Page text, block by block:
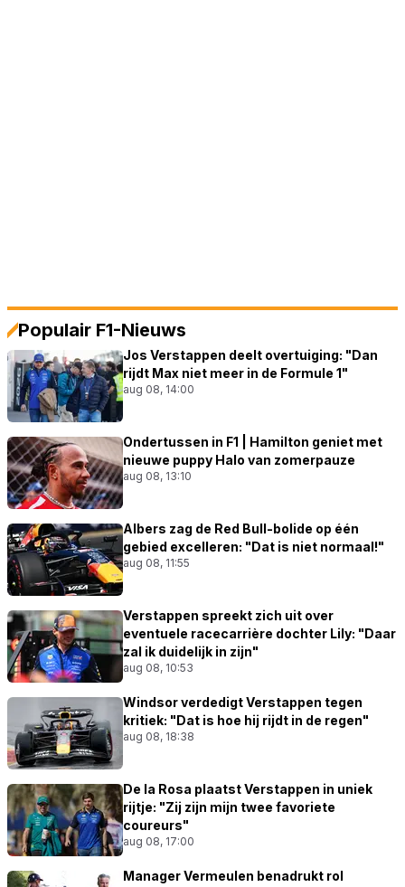
Populair F1-Nieuws
Jos Verstappen deelt overtuiging: "Dan
rijdt Max niet meer in de Formule 1"
aug 08, 14:00
Ondertussen in F1 | Hamilton geniet met
nieuwe puppy Halo van zomerpauze
aug 08, 13:10
Albers zag de Red Bull-bolide op één
gebied excelleren: "Dat is niet normaal!"
aug 08, 11:55
Verstappen spreekt zich uit over
eventuele racecarrière dochter Lily: "Daar
zal ik duidelijk in zijn"
aug 08, 10:53
Windsor verdedigt Verstappen tegen
kritiek: "Dat is hoe hij rijdt in de regen"
aug 08, 18:38
De la Rosa plaatst Verstappen in uniek
rijtje: "Zij zijn mijn twee favoriete
coureurs"
aug 08, 17:00
Manager Vermeulen benadrukt rol